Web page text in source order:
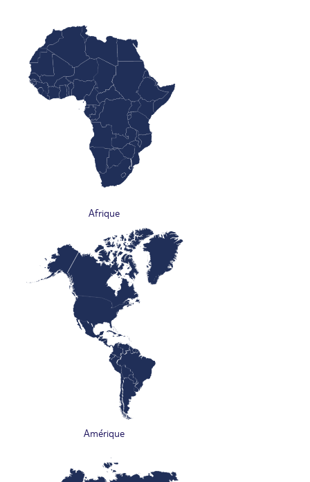
Afrique
Amérique